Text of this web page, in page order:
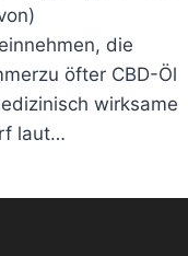
die
öfter CBD-Öl
wirksame
laut…